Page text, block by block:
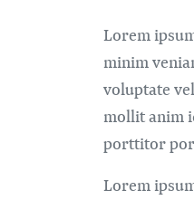
Lorem
minim
voluptate
mollit anim
porttitor
Lorem